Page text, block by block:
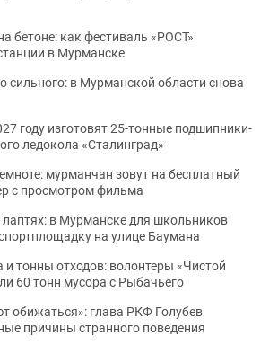
бетоне: как фестиваль «РОСТ»
в Мурманске
сильного: в Мурманской области снова
году изготовят 25-тонные подшипники-
ледокола «Сталинград»
мурманчан зовут на бесплатный
с просмотром фильма
лаптях: в Мурманске для школьников
на улице Баумана
и тонны отходов: волонтеры «Чистой
60 тонн мусора с Рыбачьего
обижаться»: глава РКФ Голубев
причины странного поведения